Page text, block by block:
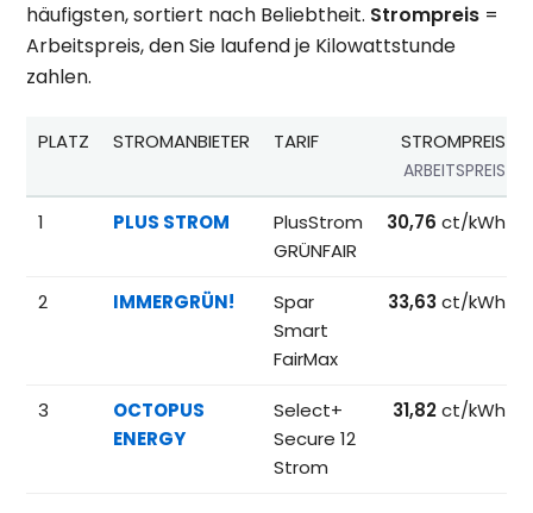
häufigsten, sortiert nach Beliebtheit. Strompreis =
Arbeitspreis, den Sie laufend je Kilowattstunde
zahlen.
Beliebteste Tarife beim Anbieterwechsel;
PLATZ STROMANBIETER TARIF STROMPREIS
ARBEITSPREIS
1 PLUS STROM
PlusStrom
GRÜNFAIR
30,76 ct/kWh
2 IMMERGRÜN!
Spar
Smart
FairMax
33,63 ct/kWh
3
OCTOPUS
ENERGY
Select+
Secure 12
Strom
31,82ct/kWh